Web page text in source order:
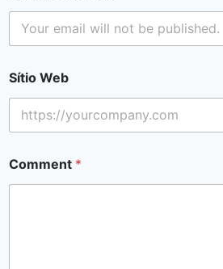
Sítio Web
Comment *